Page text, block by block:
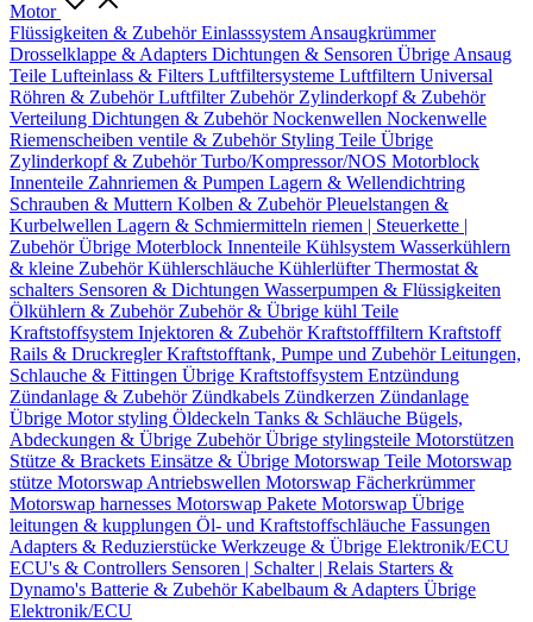
Motor
Flüssigkeiten & ZubehörEinlasssystem Ansaugkrümmer
Drosselklappe & Adapters Dichtungen & Sensoren Übrige Ansaug
Teile Lufteinlass & Filters Luftfiltersysteme Luftfiltern Universal
Röhren & ZubehörLuftfilter Zubehör Zylinderkopf & Zubehör
Verteilung Dichtungen & ZubehörNockenwellen Nockenwelle
Riemenscheiben ventile & Zubehör Styling Teile Übrige
Zylinderkopf & ZubehörTurbo/Kompressor/NOS Motorblock
Innenteile Zahnriemen & Pumpen Lagern & Wellendichtring
Schrauben & Muttern Kolben & ZubehörPleuelstangen &
Kurbelwellen Lagern & Schmiermitteln riemen | Steuerkette |
ZubehörÜbrige Moterblock Innenteile Kühlsystem Wasserkühlern
& kleine ZubehörKühlerschläuche KühlerlüfterThermostat &
schalters Sensoren & Dichtungen Wasserpumpen & Flüssigkeiten
Ölkühlern & Zubehör Zubehör & Übrige kühl Teile
Kraftstoffsystem Injektoren & ZubehörKraftstofffiltern Kraftstoff
Rails & DruckreglerKraftstofftank, Pumpe und ZubehörLeitungen,
Schlauche & Fittingen Übrige Kraftstoffsystem Entzündung
Zündanlage & Zubehör Zündkabels Zündkerzen Zündanlage
Übrige Motor styling Öldeckeln Tanks & Schläuche Bügels,
Abdeckungen & Übrige ZubehörÜbrige stylingsteile Motorstützen
Stütze & Brackets Einsätze & Übrige Motorswap Teile Motorswap
stütze Motorswap Antriebswellen Motorswap Fächerkrümmer
Motorswap harnesses Motorswap Pakete Motorswap Übrige
leitungen & kupplungen Öl- und Kraftstoffschläuche Fassungen
Adapters & Reduzierstücke Werkzeuge & Übrige Elektronik/ECU
ECU's & Controllers Sensoren | Schalter | Relais Starters &
Dynamo's Batterie & ZubehörKabelbaum & Adapters Übrige
Elektronik/ECU